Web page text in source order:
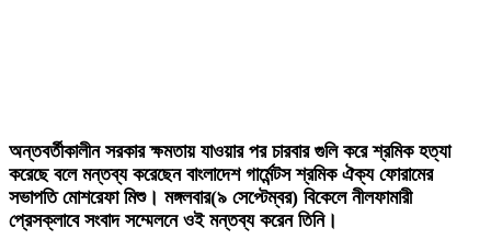
অন্তবর্তীকালীন সরকার ক্ষমতায় যাওয়ার পর চারবার গুলি করে শ্রমিক হত্যা
করেছে বলে মন্তব্য করেছেন বাংলাদেশ গার্মেন্টস শ্রমিক ঐক্য ফোরামের
সভাপতি মোশরেফা মিশু। মঙ্গলবার(৯ সেপ্টেম্বর) বিকেলে নীলফামারী
প্রেসক্লাবে সংবাদ সম্মেলনে ওই মন্তব্য করেন তিনি।